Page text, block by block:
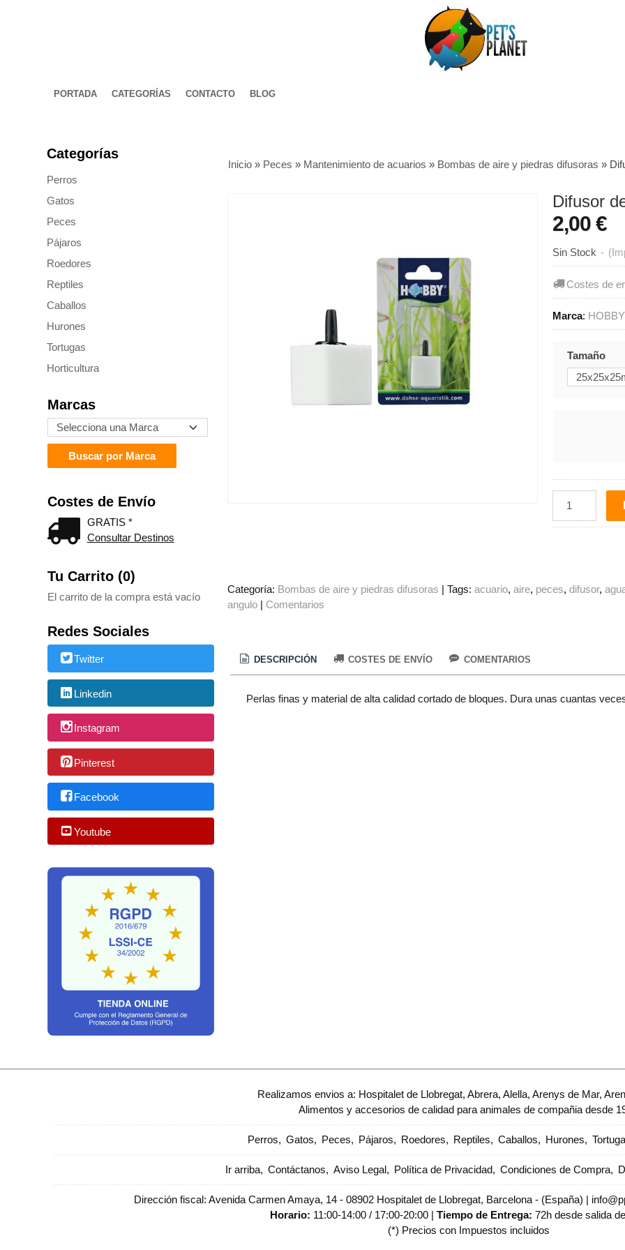
PORTADA CATEGORÍAS CONTACTO BLOG
Categorías
Perros
Gatos
Peces
Pájaros
Roedores
Reptiles
Caballos
Hurones
Tortugas
Horticultura
Marcas
Costes de Envío
GRATIS *
Consultar Destinos
Tu Carrito (0)
El carrito de la compra está vacío
Redes Sociales
Twitter
Linkedin
Instagram
Pinterest
Facebook
Youtube
Inicio » Peces » Mantenimiento de acuarios » Bombas de aire y piedras difusoras »
Difusor
2,00 €
Sin Stock -
Costes de
Marca: HOBBY
Tamaño
Categoría: Bombas de aire y piedras difusoras |Tags:acuario aire peces difusor
angulo | Comentarios
DESCRIPCIÓN COSTES DE ENVÍO COMENTARIOS
Perlas finas y material de alta calidad cortado de bloques. Dura unas cuantas
Realizamos envios a: Hospitalet de Llobregat, Abrera, Alella, Arenys de Mar,
Alimentos y accesorios de calidad para animales de compañia desde
Perros Gatos Peces Pájaros Roedores Reptiles Caballos Hurones
Ir arriba Contáctanos Aviso Legal Política de Privacidad Condiciones de Compra
Dirección fiscal: Avenida Carmen Amaya, 14 - 08902 Hospitalet de Llobregat, Barcelona - (España) |
Horario: 11:00-14:00 / 17:00-20:00 | Tiempo de Entrega: 72h desde salida
(*) Precios con Impuestos incluidos